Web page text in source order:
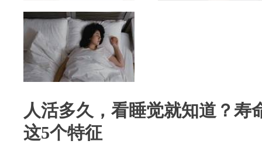
人活多久，看睡觉就知道？寿
这5个特征